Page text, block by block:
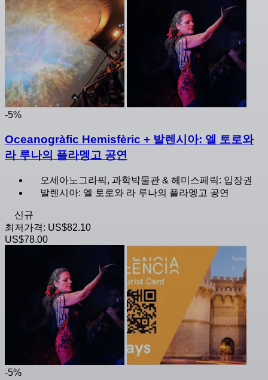
-5%
Oceanogràfic Hemisfèric + 발렌시아: 엘 토로와
라 루나의 플라멩고 공연
오세아노그라픽, 과학박물관 & 헤미스페릭: 입장권
발렌시아: 엘 토로와 라 루나의 플라멩고 공연
신규
최저가격: US$82.10
US$78.00
-5%